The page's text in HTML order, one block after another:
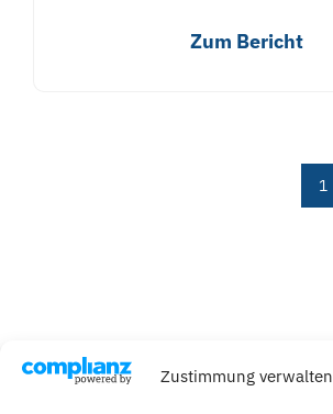
Zustimmung verwalten
Zum Bericht
1